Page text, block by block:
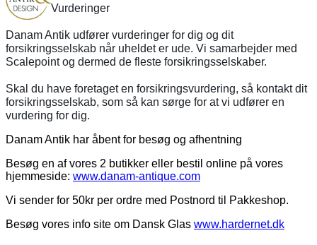
Vurderinger
Danam Antik udfører vurderinger for dig og dit
forsikringsselskab når uheldet er ude. Vi samarbejder med
Scalepoint og dermed de fleste forsikringsselskaber.
Skal du have foretaget en forsikringsvurdering, så kontakt dit
forsikringsselskab, som så kan sørge for at vi udfører en
vurdering for dig.
Danam Antik har åbent for besøg og afhentning
Besøg en af vores 2 butikker eller bestil online på vores
hjemmeside: www.danam-antique.com
Vi sender for 50kr per ordre med Postnord til Pakkeshop.
Besøg vores info site om Dansk Glas www.hardernet.dk